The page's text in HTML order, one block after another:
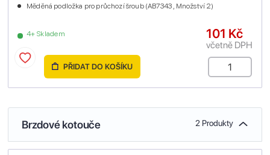
4+ Skladem
Měděná podložka pro průchozí šroub (AB7343 , Množství 2)
101 Kč
včetně DPH
PŘIDAT DO KOŠÍKU
Brzdové kotouče 2 Produkty